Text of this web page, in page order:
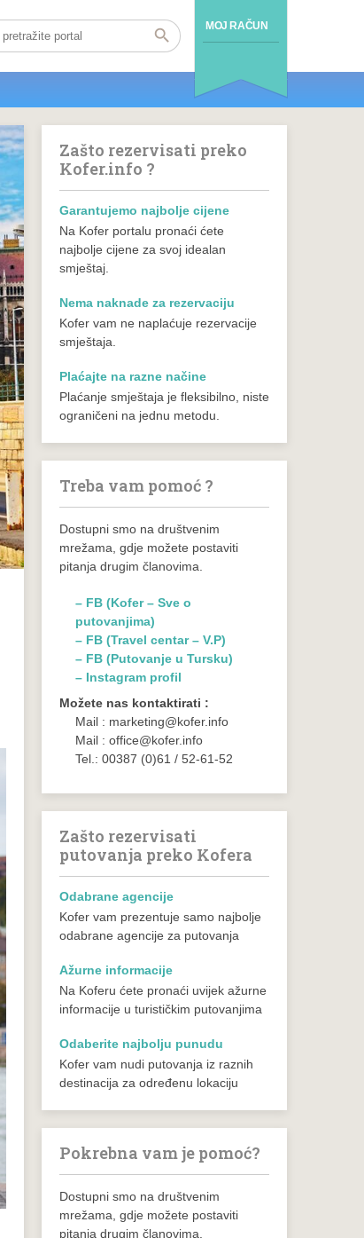
MOJ RAČUN
Zašto rezervisati preko
Kofer.info ?
Garantujemo najbolje cijene
Na Kofer portalu pronaći ćete
najbolje cijene za svoj idealan
smještaj.
Nema naknade za rezervaciju
Kofer vam ne naplaćuje rezervacije
smještaja.
Plaćajte na razne načine
Plaćanje smještaja je fleksibilno, niste
ograničeni na jednu metodu.
Treba vam pomoć ?
Dostupni smo na društvenim
mrežama, gdje možete postaviti
pitanja drugim članovima.
– FB (Kofer – Sve o
putovanjima)
– FB (Travel centar – V.P)
– FB (Putovanje u Tursku)
– Instagram profil
Možete nas kontaktirati :
Mail : marketing@kofer.info
Mail : office@kofer.info
Tel.: 00387 (0)61 / 52-61-52
Zašto rezervisati
putovanja preko Kofera
Odabrane agencije
Kofer vam prezentuje samo najbolje
odabrane agencije za putovanja
Ažurne informacije
Na Koferu ćete pronaći uvijek ažurne
informacije u turističkim putovanjima
Odaberite najbolju punudu
Kofer vam nudi putovanja iz raznih
destinacija za određenu lokaciju
Pokrebna vam je pomoć?
Dostupni smo na društvenim
mrežama, gdje možete postaviti
pitanja drugim članovima.